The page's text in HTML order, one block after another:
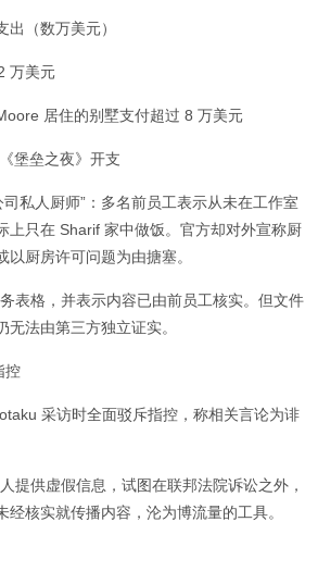
（数万美元）
万美元
居住的别墅支付超过 8 万美元
堡垒之夜》开支
私人厨师”：多名前员工表示从未在工作室
上只在 Sharif 家中做饭。官方却对外宣称厨
厨房许可问题为由搪塞。
表格，并表示内容已由前员工核实。但文件
法由第三方独立证实。
控
采访时全面驳斥指控，称相关言论为诽
提供虚假信息，试图在联邦法院诉讼之外，
核实就传播内容，沦为博流量的工具。